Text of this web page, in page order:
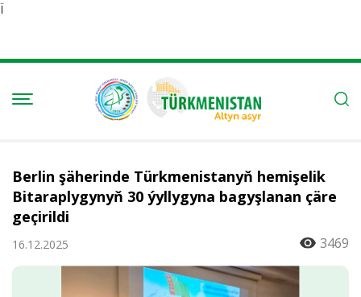
Ï
Berlin şäherinde Türkmenistanyň hemişelik
Bitaraplygynyň 30 ýyllygyna bagyşlanan çäre
geçirildi
16.12.2025 3469